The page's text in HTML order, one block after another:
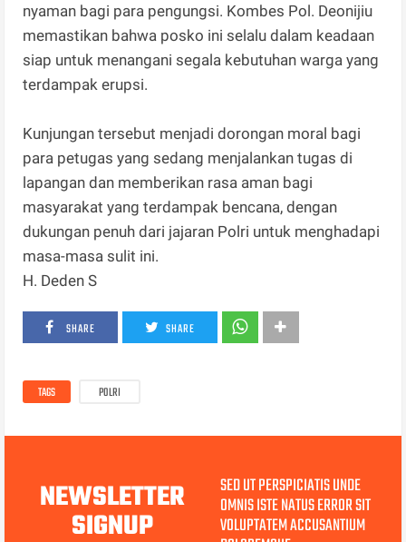
nyaman bagi para pengungsi. Kombes Pol. Deonijiu
memastikan bahwa posko ini selalu dalam keadaan
siap untuk menangani segala kebutuhan warga yang
terdampak erupsi.
Kunjungan tersebut menjadi dorongan moral bagi
para petugas yang sedang menjalankan tugas di
lapangan dan memberikan rasa aman bagi
masyarakat yang terdampak bencana, dengan
dukungan penuh dari jajaran Polri untuk menghadapi
masa-masa sulit ini.
H. Deden S
SHARE SHARE
TAGS POLRI
NEWSLETTER
SIGNUP
SED UT PERSPICIATIS UNDE
OMNIS ISTE NATUS ERROR SIT
VOLUPTATEM ACCUSANTIUM